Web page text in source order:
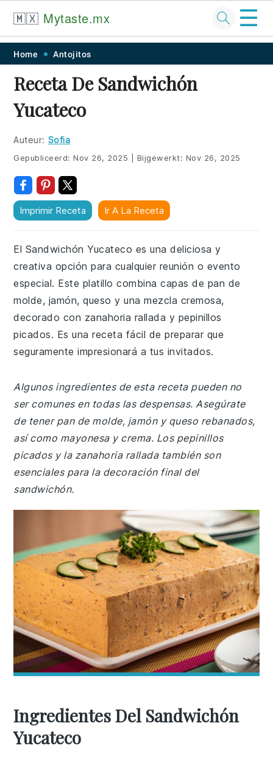
Skip
primary
navigation
Skip
main
content
Skip
primary
sidebar
Skip
footer
🇲🇽 Mytaste.mx ☰
Home Antojitos
Receta De Sandwichón
Yucateco
Auteur: Sofia
Gepubliceerd:Nov 26, 2025 Bijgewerkt: Nov 26, 2025
Imprimir Receta Ir A La Receta
El Sandwichón Yucateco es una deliciosa y
creativa opción para cualquier reunión o evento
especial. Este platillo combina capas de pan de
molde, jamón, queso y una mezcla cremosa,
decorado con zanahoria rallada y pepinillos
picados. Es una receta fácil de preparar que
seguramente impresionará a tus invitados.
Algunos ingredientes de esta receta pueden no
ser comunes en todas las despensas. Asegúrate
de tener pan de molde, jamón y queso rebanados,
así como mayonesa y crema. Los pepinillos
picados y la zanahoria rallada también son
esenciales para la decoración final del
sandwichón.
Ingredientes Del Sandwichón
Yucateco